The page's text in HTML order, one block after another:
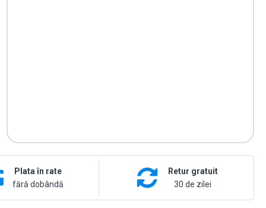
Plata în rate
fără dobândă
Retur gratuit
30 de zilei